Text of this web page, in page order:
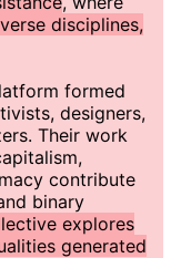
disciplines,
formed
designers,
Their work
contribute
binary
explores
generated